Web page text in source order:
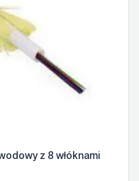
z 8 włóknami